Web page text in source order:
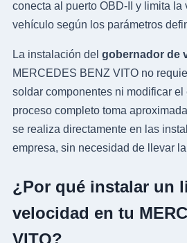
conecta al puerto OBD-II y limita la
vehículo según los parámetros
La instalación del gobernador de
MERCEDES BENZ VITO no
soldar componentes ni modificar el
proceso completo toma
se realiza directamente en las
empresa, sin necesidad de llevar
¿Por qué instalar un
velocidad en tu